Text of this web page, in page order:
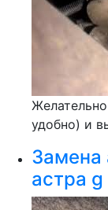
удобно) и
Замена
астра